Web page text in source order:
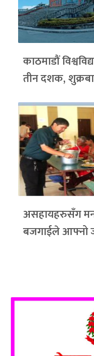
काठमाडौं
तीन दशक,
असहायहरुसँग
बजगाईले आफ्नो